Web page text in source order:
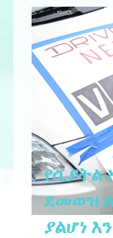
የሲያትል
ደመወዝ
ያልሆነ